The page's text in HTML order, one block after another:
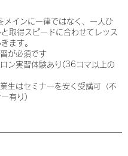
インに一律ではなく、一人ひ
取得スピードに合わせてレッス
ます。
が必須です
ン実習体験あり(36コマ以上の
生はセミナー​を安く受講可（不
有り)